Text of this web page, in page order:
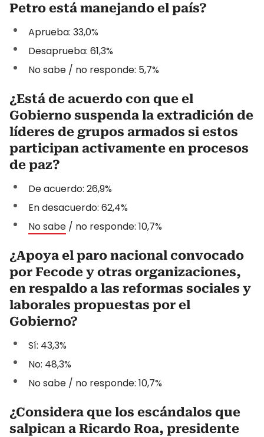
Petro está manejando el país?
Aprueba: 33,0%
Desaprueba: 61,3%
No sabe / no responde: 5,7%
¿Está de acuerdo con que el
Gobierno suspenda la extradición de
líderes de grupos armados si estos
participan activamente en procesos
de paz?
De acuerdo: 26,9%
En desacuerdo: 62,4%
No sabe / no responde: 10,7%
¿Apoya el paro nacional convocado
por Fecode y otras organizaciones,
en respaldo a las reformas sociales y
laborales propuestas por el
Gobierno?
Sí: 43,3%
No: 48,3%
No sabe / no responde: 10,7%
¿Considera que los escándalos que
salpican a Ricardo Roa, presidente